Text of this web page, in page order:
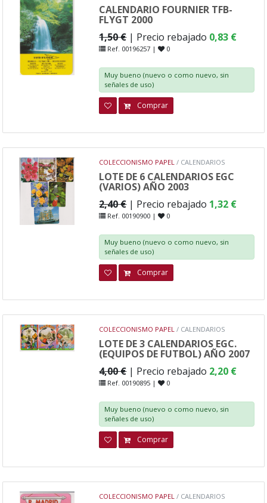
CALENDARIO FOURNIER TFB-
FLYGT 2000
1,50 € | Precio rebajado 0,83 €
Ref. 00196257 | 0
Muy bueno (nuevo o como nuevo, sin
señales de uso)
Comprar
COLECCIONISMO PAPEL / CALENDARIOS
LOTE DE 6 CALENDARIOS EGC
(VARIOS) AÑO 2003
2,40 € | Precio rebajado 1,32 €
Ref. 00190900 | 0
Muy bueno (nuevo o como nuevo, sin
señales de uso)
Comprar
COLECCIONISMO PAPEL / CALENDARIOS
LOTE DE 3 CALENDARIOS EGC.
(EQUIPOS DE FUTBOL) AÑO 2007
4,00 € | Precio rebajado 2,20 €
Ref. 00190895 | 0
Muy bueno (nuevo o como nuevo, sin
señales de uso)
Comprar
COLECCIONISMO PAPEL / CALENDARIOS